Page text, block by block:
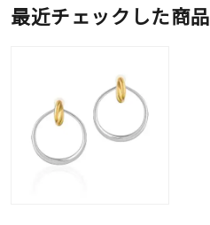
最近チェックした商品